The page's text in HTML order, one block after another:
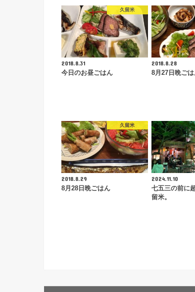
久留米
2018.8.31
今日のお昼ごはん
2018.8.28
8月27日晩ご
久留米
2018.8.29
8月28日晩ごはん
2024.11.10
七五三の前に
留米。